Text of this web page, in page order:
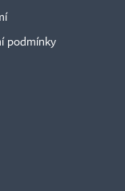
podmínky